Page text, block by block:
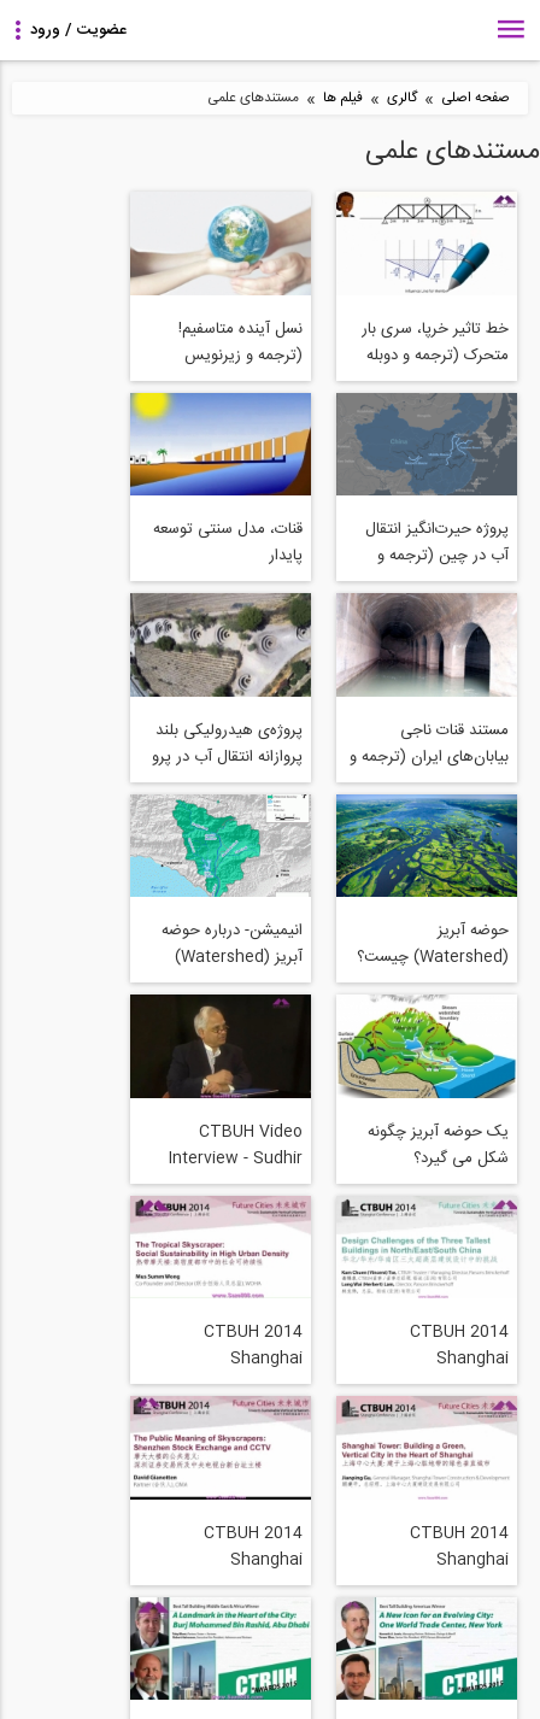
صفحه اصلی » گالری » فیلم ها » مستندهای علمی
مستندهای علمی
خط تاثیر خرپا، ‌سری‌‌‌‌ بار
متحرک‌‌‌‌ (ترجمه و دوبله
اختصاصی موسسه ۸۰۸)
نسل آینده متاسفیم!
(ترجمه و زیرنویس
اختصاصی 808)
پروژه حیرت‌انگیز انتقال
آب در چین (ترجمه و
زیرنویس اختصاصی 808)
قنات، مدل سنتی توسعه
پایدار
مستند قنات ناجی
بیابان‌های ایران (ترجمه و
زیرنویس اختصاصی 808)
پروژه‌ی هیدرولیکی بلند
پروازانه انتقال آب در پرو
(ترجمه و زیرنویس
اختصاصی 808)
حوضه آبریز
(Watershed) چیست؟
انیمیشن- درباره حوضه
آبریز (Watershed)
بیشتر بدانیم
یک حوضه آبریز چگونه
شکل می گیرد؟
CTBUH Video
Interview - Sudhir
Jambhekar - Senior
Partner, FXFOWLE
Architects
CTBUH 2014
Shanghai
Conference - Vincent
Tse & Herbert Lam, -
Design Challenges-
Design Challenges of
the 3 Tallest
South China
CTBUH 2014
Shanghai
Conference - Mun
Summ Wong, Mun
Summ Wong, WOHA
The Tropical
Skyscraper
CTBUH 2014
Shanghai
Conference -
Jianping Gu, -
Shanghai Tower-
Building a Green,
Vertical City
CTBUH 2014
Shanghai
Conference - David
Gianotten, -The
Public Meaning of
Skyscrapers